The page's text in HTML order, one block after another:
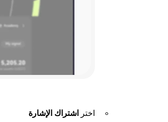
اختر اشتراك الإشارة